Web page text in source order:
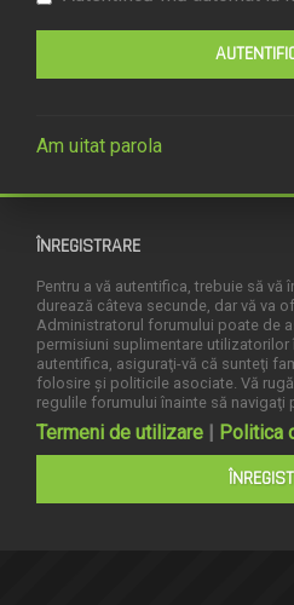
Am uitat parola
ÎNREGISTRARE
Pentru a vă autentifica, trebuie să vă
durează câteva secunde, dar vă va
Administratorul forumului poate de
permisiuni suplimentare utilizatorilor
autentifica, asiguraţi-vă că sunteţi
folosire şi politicile asociate. Vă
regulile forumului înainte să navigaţi
Termeni de utilizare | Politica